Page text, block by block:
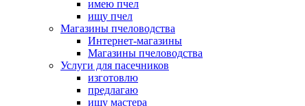
имею пчел
ищу пчел
Магазины пчеловодства
Интернет-магазины
Магазины пчеловодства
Услуги для пасечников
изготовлю
предлагаю
ищу мастера